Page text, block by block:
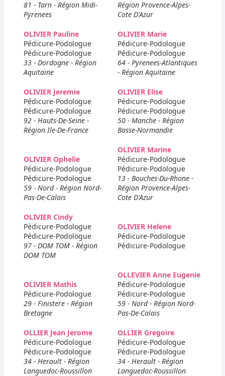
81 - Tarn - Région Midi-
Pyrenees
Région Provence-Alpes-
Cote D'Azur
OLIVIER Pauline
Pédicure-Podologue
Pédicure-Podologue
33 - Dordogne - Région
Aquitaine
OLIVIER Marie
Pédicure-Podologue
Pédicure-Podologue
64 - Pyrenees-Atlantiques
- Région Aquitaine
OLIVIER Jeremie
Pédicure-Podologue
Pédicure-Podologue
92 - Hauts-De-Seine -
Région Ile-De-France
OLIVIER Elise
Pédicure-Podologue
Pédicure-Podologue
50 - Manche - Région
Basse-Normandie
OLIVIER Ophelie
Pédicure-Podologue
Pédicure-Podologue
59 - Nord - Région Nord-
Pas-De-Calais
OLIVIER Marine
Pédicure-Podologue
Pédicure-Podologue
13 - Bouches-Du-Rhone -
Région Provence-Alpes-
Cote D'Azur
OLIVIER Cindy
Pédicure-Podologue
Pédicure-Podologue
97 - DOM TOM - Région
DOM TOM
OLIVIER Helene
Pédicure-Podologue
Pédicure-Podologue
OLIVIER Mathis
Pédicure-Podologue
29 - Finistere - Région
Bretagne
OLLEVIER Anne Eugenie
Pédicure-Podologue
Pédicure-Podologue
59 - Nord - Région Nord-
Pas-De-Calais
OLLIER Jean Jerome
Pédicure-Podologue
Pédicure-Podologue
34 - Herault - Région
Languedoc-Roussillon
OLLIER Gregoire
Pédicure-Podologue
Pédicure-Podologue
34 - Herault - Région
Languedoc-Roussillon